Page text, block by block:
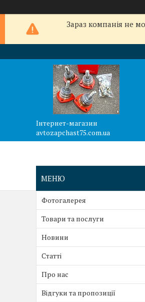
Зараз компанія не
Інтернет-магазин
avtozapchast75.com.ua
Фотогалерея
Товари та послуги
Новини
Статті
Про нас
Відгуки та пропозиції